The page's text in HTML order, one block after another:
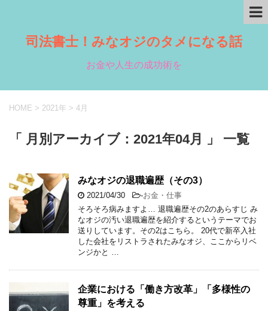
司法書士！みなオジのタメになる話
お金や人生の成功術を
HOME > 2021年 > 4月
「 月別アーカイブ：2021年04月 」 一覧
みなオジの退職遍歴（その3）
2021/04/30 -お金・仕事
そろそろ病みますよ… 退職遍歴その2のあらすじ み
なオジの汚い退職遍歴を紹介するというテーマでお
送りしています。その2はこちら。 20代で新卒入社
した会社をリストラされたみなオジ、ここからリベ
ンジかと …
企業における「働き方改革」「多様性の
尊重」を考える